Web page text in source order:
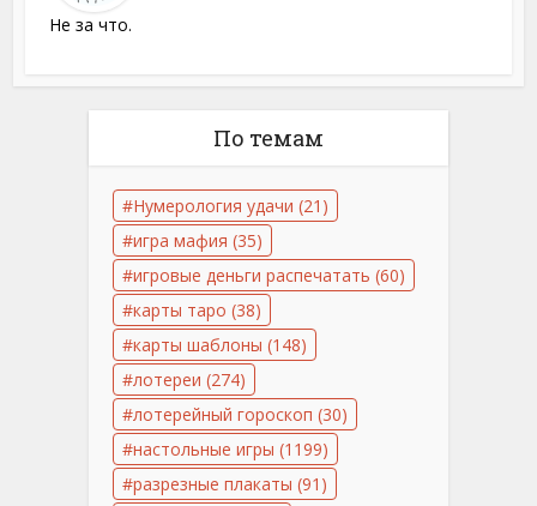
Не за что.
По темам
Нумерология удачи (21)
игра мафия (35)
игровые деньги распечатать (60)
карты таро (38)
карты шаблоны (148)
лотереи (274)
лотерейный гороскоп (30)
настольные игры (1199)
разрезные плакаты (91)